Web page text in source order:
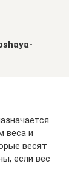
веса и
весят
если вес